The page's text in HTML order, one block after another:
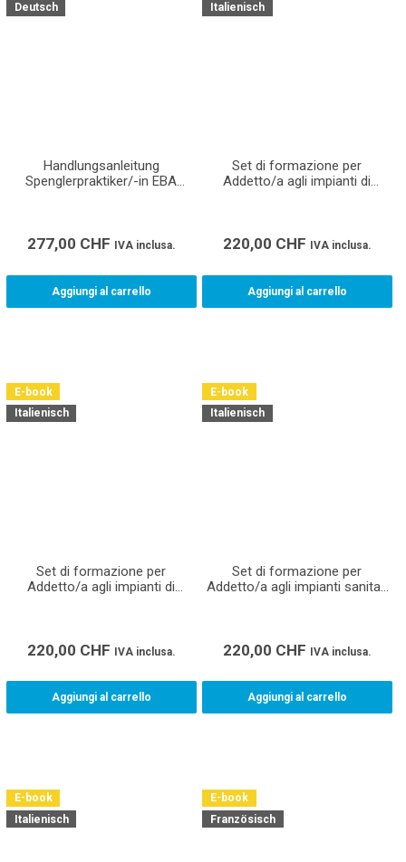
Deutsch
Handlungsanleitung
Spenglerpraktiker/-in EBA
277,00 CHF IVA inclusa.
Aggiungi al carrello
Italienisch
Set di formazione per
Addetto/a agli impianti di
220,00 CHF IVA inclusa.
Aggiungi al carrello
E-book
Italienisch
Set di formazione per
Addetto/a agli impianti di
220,00 CHF IVA inclusa.
Aggiungi al carrello
E-book
Italienisch
Set di formazione per
Addetto/a agli impianti sanitari
220,00 CHF IVA inclusa.
Aggiungi al carrello
E-book
Italienisch
E-book
Französisch